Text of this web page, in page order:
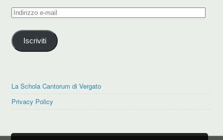
Indirizzo
mail
Iscriviti
La Schola Cantorum di Vergato
Privacy Policy